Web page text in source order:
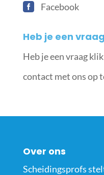
Facebook
Heb je een
Heb je een vraag
contact met ons op
Over ons
Scheidingsprofs